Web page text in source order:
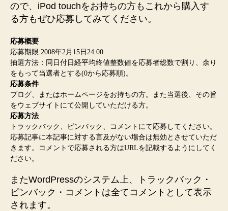
ので、iPod touchをお持ちの方もこれから購入す
る方もぜひ応募してみてください。
応募概要
応募期限:2008年2月15日24:00
抽選方法：同日付日経平均終値整数値を応募者総数で割り、余り
をもって当選者とする(0から応募順)。
応募条件
ブログ、またはホームページをお持ちの方。また当選後、その旨
をウェブサイトにて公開していただける方。
応募方法
トラックバック、ピンバック、コメントにて応募してください。
応募記事に本記事に対する言及がない場合は無効とさせていただ
きます。コメントで応募される方はURLを記載するようにしてく
ださい。
またWordPressのシステム上、トラックバック・
ピンバック・コメントは全てコメントとして表示
されます。